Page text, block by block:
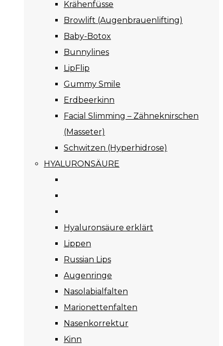
Krähenfüsse
Browlift (Augenbrauenlifting)
Baby-Botox
Bunnylines
LipFlip
Gummy Smile
Erdbeerkinn
Facial Slimming – Zähneknirschen
(Masseter)
Schwitzen (Hyperhidrose)
HYALURONSÄURE
Hyaluronsäure erklärt
Lippen
Russian Lips
Augenringe
Nasolabialfalten
Marionettenfalten
Nasenkorrektur
Kinn